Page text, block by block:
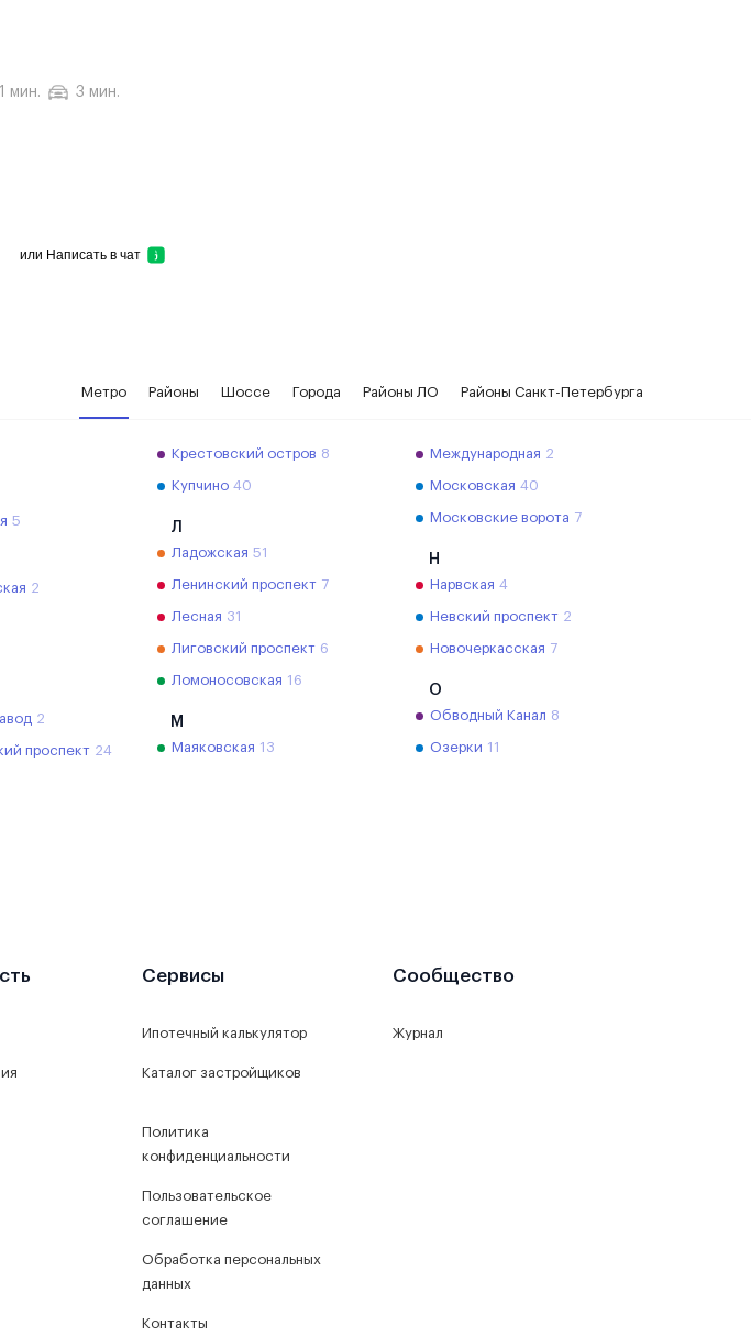
мин. 3 мин.
или Написать в чат
Метро Районы Шоссе Города Районы ЛО Районы Санкт-Петербурга
5
2
2
проспект 24
Крестовский остров 8
Купчино 40
Л
Ладожская 51
Ленинский проспект 7
Лесная 31
Лиговский проспект 6
Ломоносовская 16
М
Маяковская 13
Международная 2
Московская 40
Московские ворота 7
Н
Нарвская 4
Невский проспект 2
Новочеркасская 7
О
Обводный Канал 8
Озерки 11
Сервисы
Ипотечный калькулятор
Каталог застройщиков
Политика
конфиденциальности
Пользовательское
соглашение
Обработка персональных
данных
Контакты
Сообщество
Журнал